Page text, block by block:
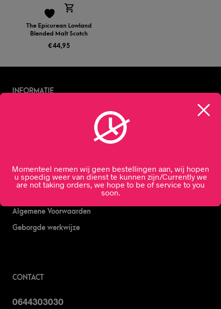
The Epicurean Lowland
Blended Malt Scotch
€44,95
INFORMATIE
S’nachts drank bezorgen
Drank bestellen in Amsterdam
Algemene Voorwaarden
Geborgde werkwijze
CONTACT
0644303030
Momenteel nemen wij geen bestellingen aan, wij hopen
u spoedig weer van dienst te kunnen zijn/Currently we
are not taking orders, we hope to be of service to you
soon.